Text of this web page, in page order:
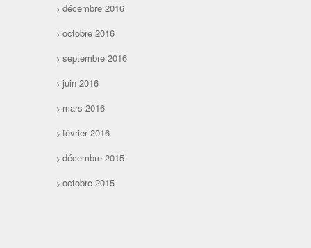
décembre 2016
octobre 2016
septembre 2016
juin 2016
mars 2016
février 2016
décembre 2015
octobre 2015